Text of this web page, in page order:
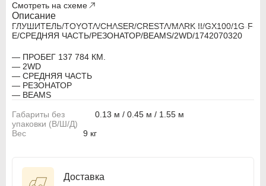
Смотреть на схеме
Описание
ГЛУШИТЕЛЬ/TOYOTA/CHASER/CRESTA/MARK II/GX100/1G-F
E/СРЕДНЯЯ ЧАСТЬ/РЕЗОНАТОР/BEAMS/2WD/1742070320
— ПРОБЕГ 137 784 КМ.
— 2WD
— СРЕДНЯЯ ЧАСТЬ
— РЕЗОНАТОР
— BEAMS
Габариты без
упаковки (В/Ш/Д)
0.13 м / 0.45 м / 1.55 м
Вес
9 кг
Доставка
ABARTH
Alfa Romeo
Audi
BMW Motorrad
Cadillac
ABARTH
Alfa Romeo
Audi
BMW Motorrad
Cadillac